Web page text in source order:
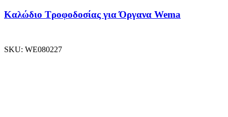
Καλώδιο Τροφοδοσίας για Όργανα Wema
SKU: WE080227